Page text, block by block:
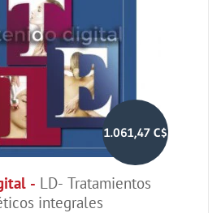
1.061,47 C$
- LD- Tratamientos
integrales